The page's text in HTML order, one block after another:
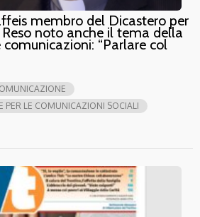
membro del Dicastero per
noto anche il tema della
“Parlare col
PER LE COMUNICAZIONI SOCIALI